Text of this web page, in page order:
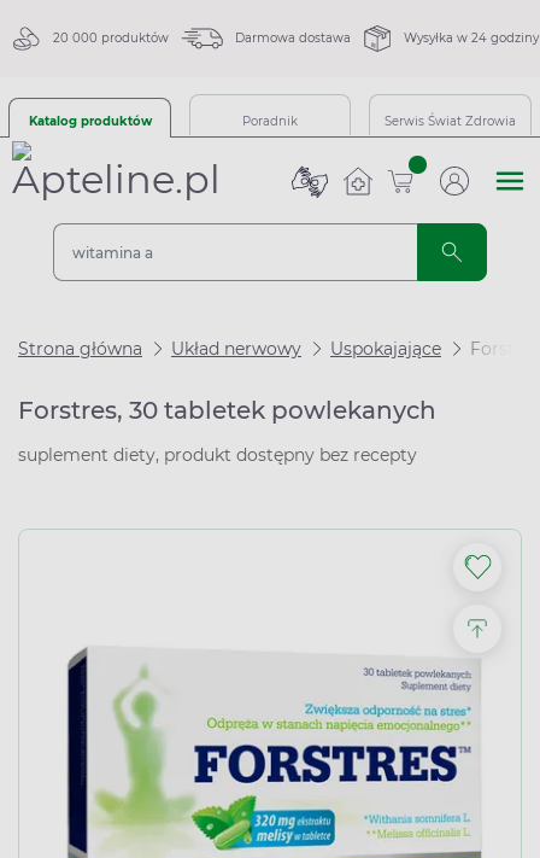
20 000 produktów Darmowa dostawa Wysyłka w 24 godziny
Katalog produktów Poradnik Serwis Świat Zdrowia
sztuk
Strona główna Układ nerwowy Uspokajające
Forstres, 30 tabletek powlekanych
suplement diety, produkt dostępny bez recepty